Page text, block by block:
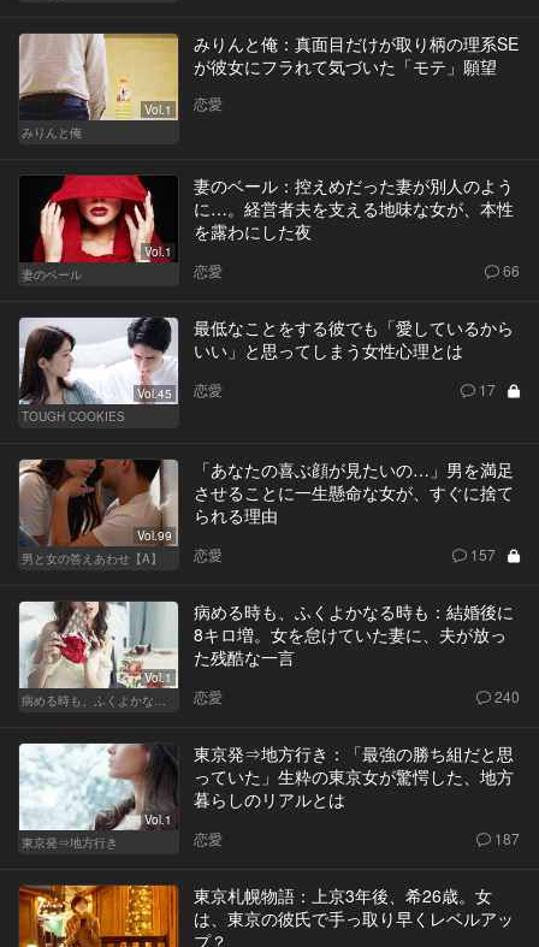
Vol.1
みりんと俺
みりんと俺：真面目だけが取り柄の理系SE
が彼女にフラれて気づいた「モテ」願望
恋愛
Vol.1
妻のベール
妻のベール：控えめだった妻が別人のよう
に…。経営者夫を支える地味な女が、本性
を露わにした夜
恋愛 66
Vol.45
TOUGH COOKIES
最低なことをする彼でも「愛しているから
いい」と思ってしまう女性心理とは
恋愛 17
Vol.99
男と女の答えあわせ【A】
「あなたの喜ぶ顔が見たいの…」男を満足
させることに一生懸命な女が、すぐに捨て
られる理由
恋愛 157
Vol.1
病める時も、ふくよかなる時も：結婚後に
8キロ増。女を怠けていた妻に、夫が放っ
た残酷な一言
恋愛 240
Vol.1
東京発⇒地方行き
東京発⇒地方行き：「最強の勝ち組だと思
っていた」生粋の東京女が驚愕した、地方
暮らしのリアルとは
恋愛 187
東京札幌物語：上京3年後、希26歳。女
は、東京の彼氏で手っ取り早くレベルアッ
プ？